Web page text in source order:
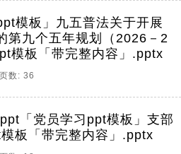
模板」九五普法关于开展
第九个五年规划（2026－2
模板「带完整内容」.pptx
数: 36
「党员学习ppt模板」支部
板「带完整内容」.pptx